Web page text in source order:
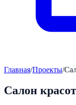
Главная/Проекты/
Салон